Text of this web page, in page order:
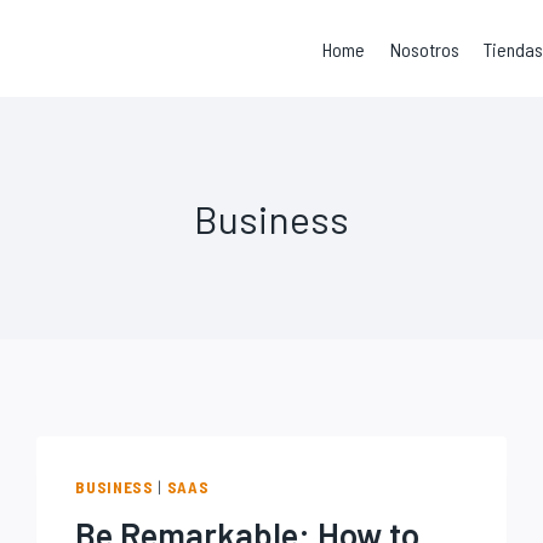
Home Nosotros Tiendas
Business
BUSINESS | SAAS
Be Remarkable: How to